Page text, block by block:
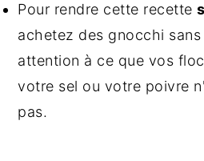
Pour rendre cette recette
achetez des gnocchi
attention à ce que vos
votre sel ou votre poivre
pas.